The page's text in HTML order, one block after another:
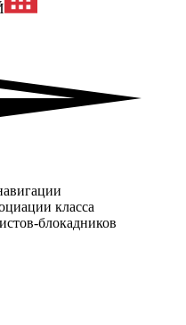
класса
блокадников